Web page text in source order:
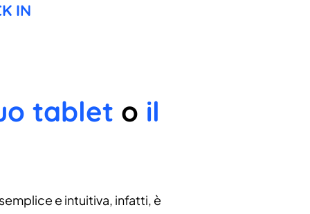
IN
tablet o il
e intuitiva, infatti, è